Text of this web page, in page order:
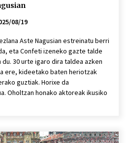
08/19
Aste Nagusian estreinatu berri
eta Confeti izeneko gazte talde
30 urte igaro dira taldea azken
ere, kideetako baten heriotzak
guztiak. Horixe da
Oholtzan honako aktoreak ikusiko